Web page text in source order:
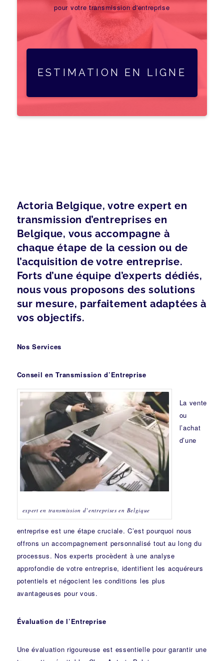
pour votre transmission d'entreprise
ESTIMATION EN LIGNE
Actoria Belgique, votre expert en
transmission d’entreprises en
Belgique, vous accompagne à
chaque étape de la cession ou de
l’acquisition de votre entreprise.
Forts d’une équipe d’experts dédiés,
nous vous proposons des solutions
sur mesure, parfaitement adaptées à
vos objectifs.
Nos Services
Conseil en Transmission d’Entreprise
expert en transmission d’entreprises en Belgique
La vente
ou
l’achat
d’une
entreprise est une étape cruciale. C’est pourquoi nous
offrons un accompagnement personnalisé tout au long du
processus. Nos experts procèdent à une analyse
approfondie de votre entreprise, identifient les acquéreurs
potentiels et négocient les conditions les plus
avantageuses pour vous.
Évaluation de l’Entreprise
Une évaluation rigoureuse est essentielle pour garantir une